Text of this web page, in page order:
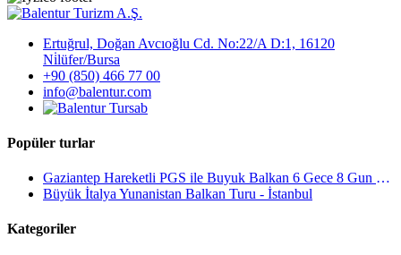
Ertuğrul, Doğan Avcıoğlu Cd. No:22/A D:1, 16120
Ni̇lüfer/Bursa
+90 (850) 466 77 00
info@balentur.com
Popüler turlar
Gaziantep Hareketli PGS ile Buyuk Balkan 6 Gece 8 Gun Vizesiz SKP-SKP
Büyük İtalya Yunanistan Balkan Turu - İstanbul
Kategoriler